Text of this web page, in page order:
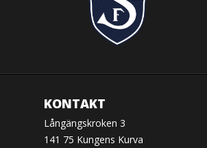
KONTAKT
Långängskroken 3
141 75 Kungens Kurva